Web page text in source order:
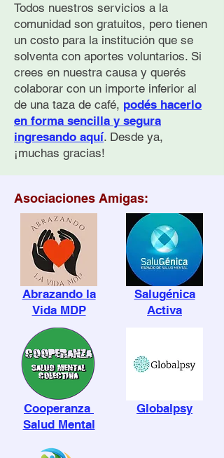
Violencia de género y
suicidio
Todos nuestros servicios a la
comunidad son gratuitos, pero tienen
un costo para la institución que se
solventa con aportes voluntarios. Si
crees en nuestra causa y querés
colaborar con un importe inferior al
de una taza de café, podés hacerlo
en forma sencilla y segura
ingresando aquí. Desde ya,
¡muchas gracias!
Asociaciones Amigas:
Abrazando la
Vida MDP
Cooperanza
Salud Mental
Salugénica
Activa
Globalpsy